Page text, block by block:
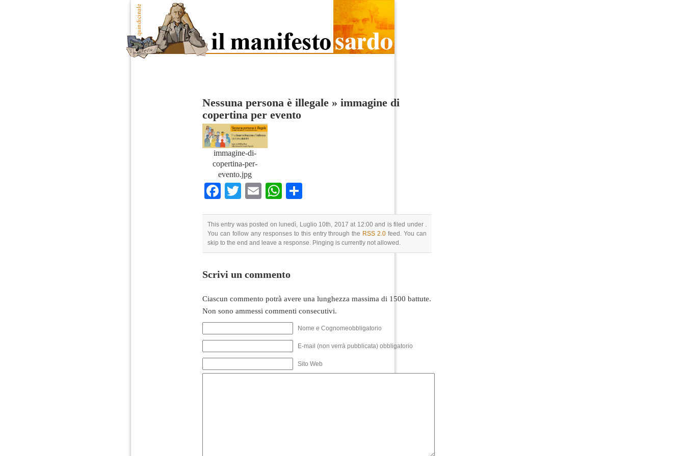
Nessuna persona è illegale » immagine di
copertina per evento
immagine-di-
copertina-per-
evento.jpg
Facebook
TwitterEmailWhatsApp
This entry was posted on lunedì, Luglio 10th, 2017 at 12:00 and is filed under .
You can follow any responses to this entry through the RSS 2.0 feed. You can
skip to the end and leave a response. Pinging is currently not allowed.
Scrivi un commento
Ciascun commento potrà avere una lunghezza massima di 1500 battute.
Non sono ammessi commenti consecutivi.
Nome e Cognomeobbligatorio
E-mail (non verrà pubblicata) obbligatorio
Sito Web